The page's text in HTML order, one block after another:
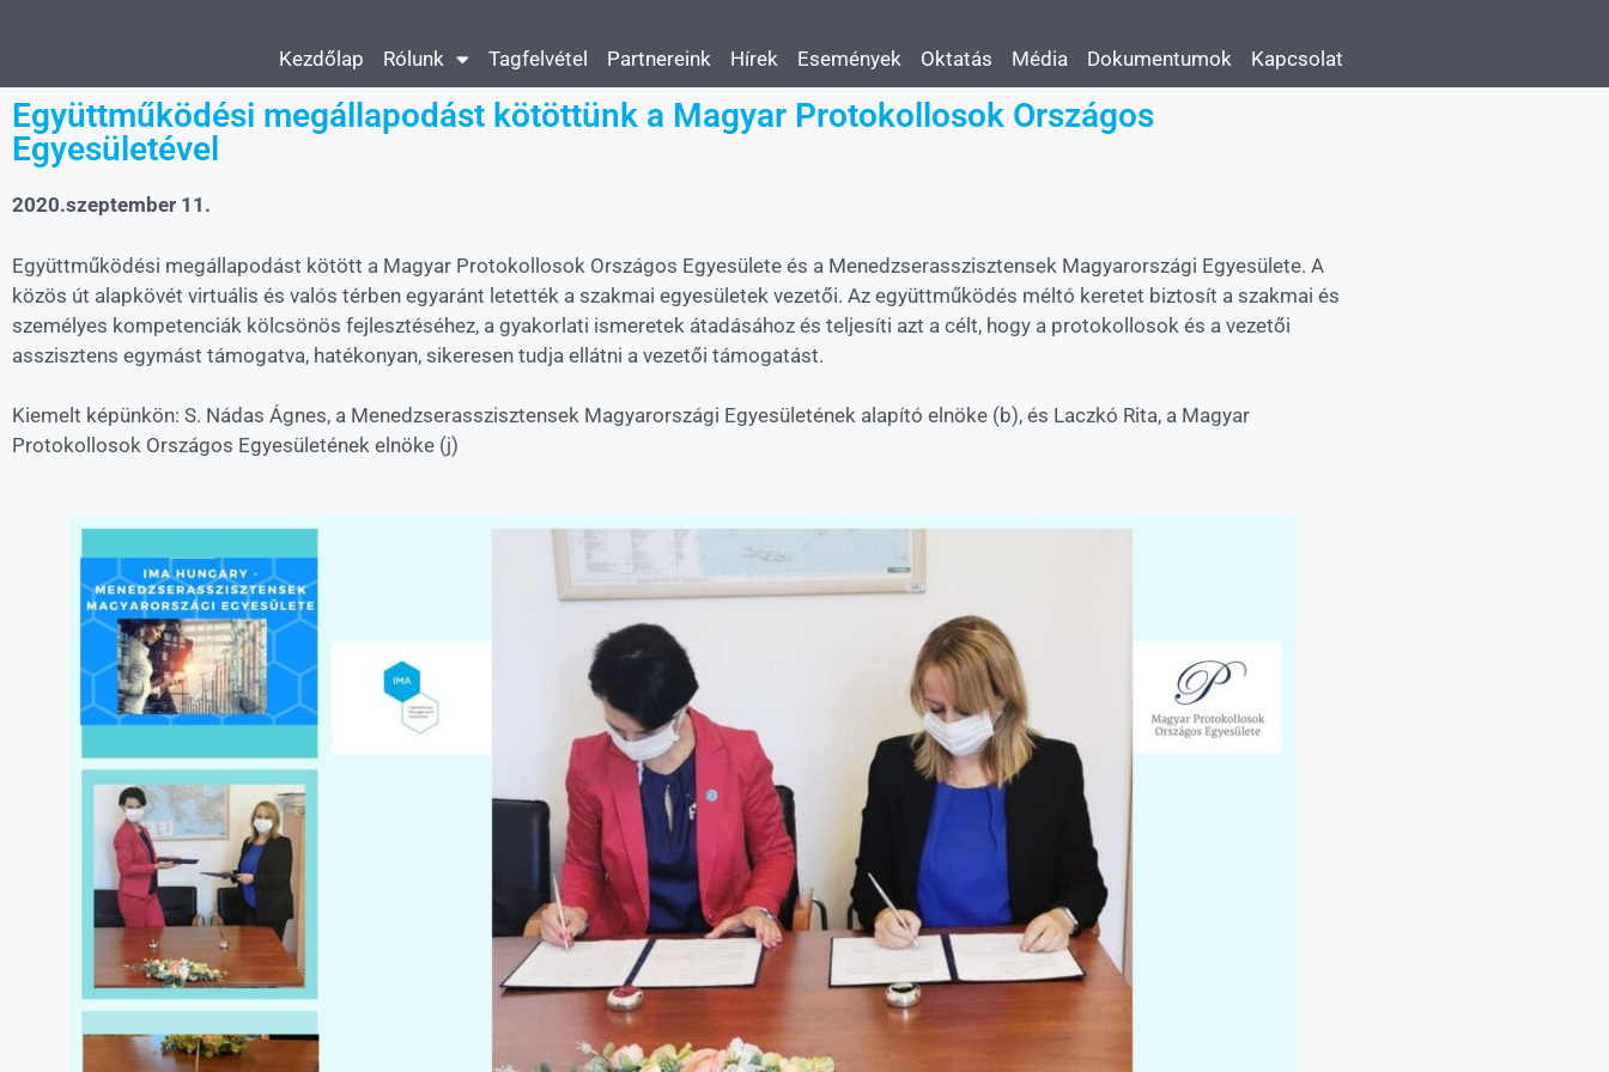
Kezdőlap Rólunk Tagfelvétel Partnereink Hírek Események Oktatás Média Dokumentumok Kapcsolat
Együttműködési megállapodást kötöttünk a Magyar Protokollosok Országos
Egyesületével
2020.szeptember 11.
Együttműködési megállapodást kötött a Magyar Protokollosok Országos Egyesülete és a Menedzserasszisztensek Magyarországi Egyesülete. A
közös út alapkövét virtuális és valós térben egyaránt letették a szakmai egyesületek vezetői. Az együttműködés méltó keretet biztosít a szakmai és
személyes kompetenciák kölcsönös fejlesztéséhez, a gyakorlati ismeretek átadásához és teljesíti azt a célt, hogy a protokollosok és a vezetői
asszisztens egymást támogatva, hatékonyan, sikeresen tudja ellátni a vezetői támogatást.
Kiemelt képünkön: S. Nádas Ágnes, a Menedzserasszisztensek Magyarországi Egyesületének alapító elnöke (b), és Laczkó Rita, a Magyar
Protokollosok Országos Egyesületének elnöke (j)